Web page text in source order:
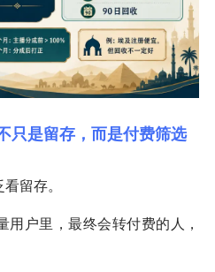
只是留存，而是付费筛选
留存。
用户里，最终会转付费的人，